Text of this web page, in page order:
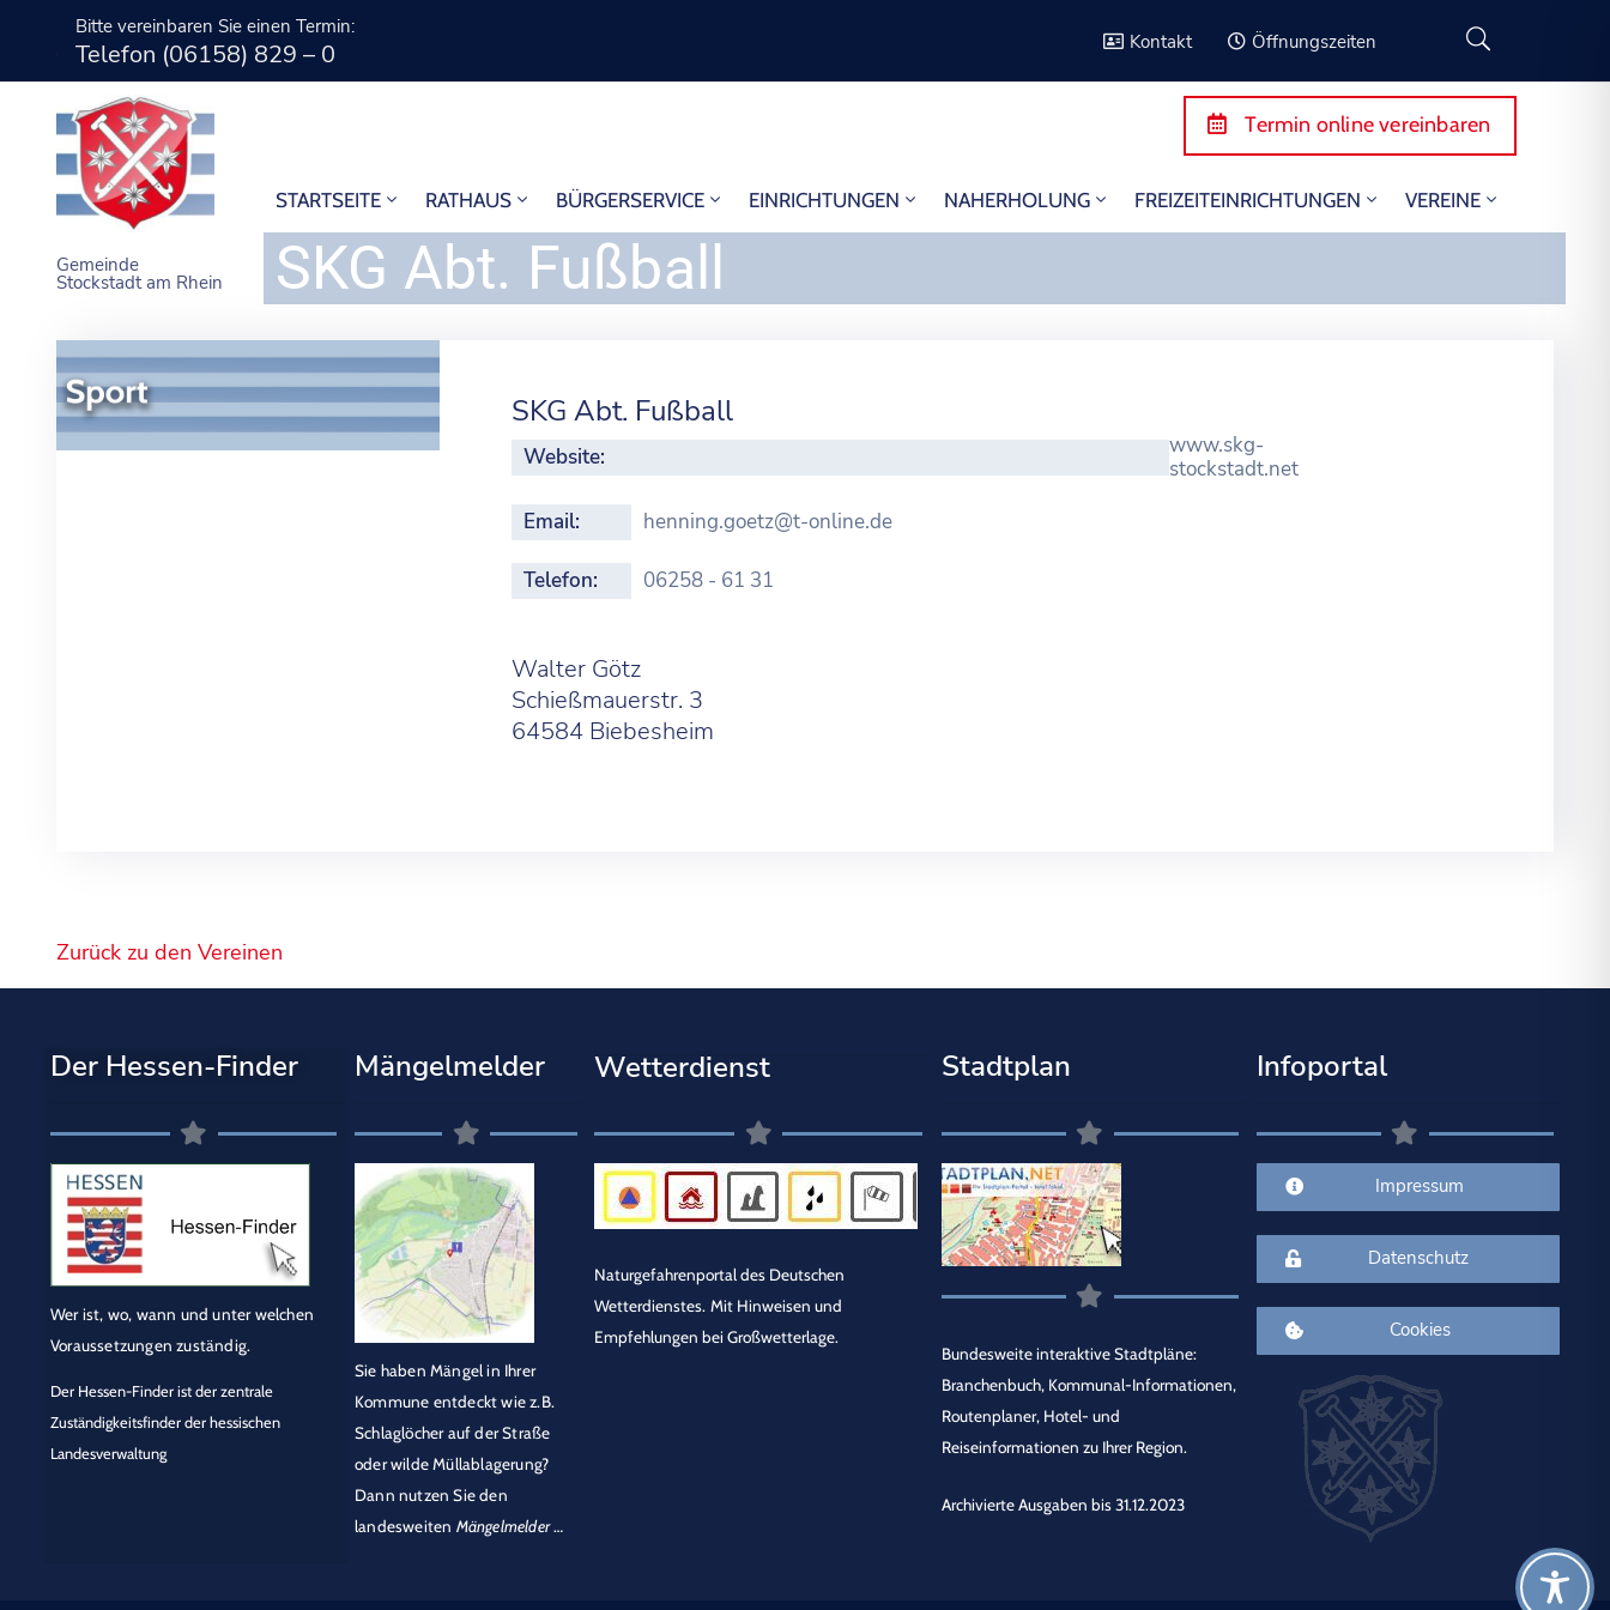
Bitte vereinbaren Sie einen Termin:
Telefon (06158) 829 – 0 Kontakt Öffnungszeiten
Gemeinde
Stockstadt am Rhein
Termin online vereinbaren
STARTSEITE RATHAUS BÜRGERSERVICE EINRICHTUNGEN NAHERHOLUNG FREIZEITEINRICHTUNGEN VEREINE
SKG Abt. Fußball
SKG Abt. Fußball
Website:
www.skg-
stockstadt.net
Email:
henning.goetz@t-online.de
Telefon: 06258 - 61 31
Walter Götz
Schießmauerstr. 3
64584 Biebesheim
Zurück zu den Vereinen
Der Hessen-Finder
Wer ist, wo, wann und unter welchen
Voraussetzungen zuständig.
Der Hessen-Finder ist der zentrale
Zuständigkeitsfinder der hessischen
Landesverwaltung
Mängelmelder
Sie haben Mängel in Ihrer
Kommune entdeckt wie z.B.
Schlaglöcher auf der Straße
oder wilde Müllablagerung?
Dann nutzen Sie den
landesweiten Mängelmelder…
Wetterdienst
Naturgefahrenportal des Deutschen
Wetterdienstes. Mit Hinweisen und
Empfehlungen bei Großwetterlage.
Stadtplan
Bundesweite interaktive Stadtpläne:
Branchenbuch, Kommunal-Informationen,
Routenplaner, Hotel- und
Reiseinformationen zu Ihrer Region.
Archivierte Ausgaben bis 31.12.2023
Infoportal
Impressum
Datenschutz
Cookies